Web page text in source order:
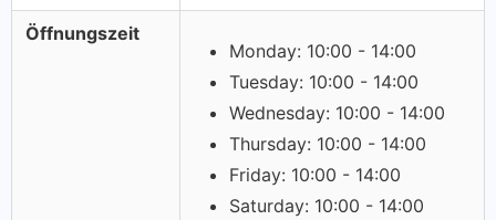
Öffnungszeit
Monday: 10:00 - 14:00
Tuesday: 10:00 - 14:00
Wednesday: 10:00 - 14:00
Thursday: 10:00 - 14:00
Friday: 10:00 - 14:00
Saturday: 10:00 - 14:00